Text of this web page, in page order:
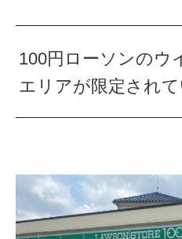
100円ローソンのウ
エリアが限定されて